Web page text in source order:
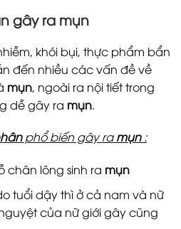
gây ra mụn
khói bụi, thực phẩm bẩn
đến nhiều các vấn đề về
mụn, ngoài ra nội tiết trong
dễ gây ra mụn.
phổ biến gây ramụn:
chân lông sinh ra mụn
tuổi dậy thì ở cả nam và nữ
của nữ giới gây cũng